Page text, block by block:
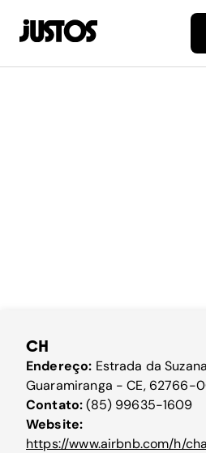
CH
Endereço: Estrada da
Guaramiranga - CE, 62766-
Contato:(85) 99635-1609
Website:
https://www.airbnb.com/h/